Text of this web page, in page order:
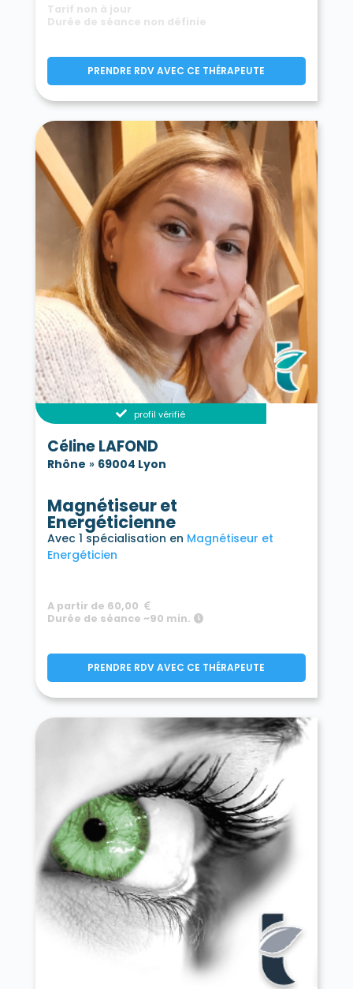
Tarif non à jour
Durée de séance non définie
PRENDRE RDV AVEC CE THÉRAPEUTE
profil vérifié
Céline LAFOND
Rhône » 69004 Lyon
Magnétiseur et
Energéticienne
Avec 1 spécialisation en Magnétiseur et
Energéticien
A partir de 60,00
Durée de séance ~90 min.
PRENDRE RDV AVEC CE THÉRAPEUTE